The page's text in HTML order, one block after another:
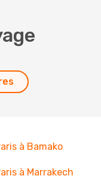
à Bamako
à Marrakech